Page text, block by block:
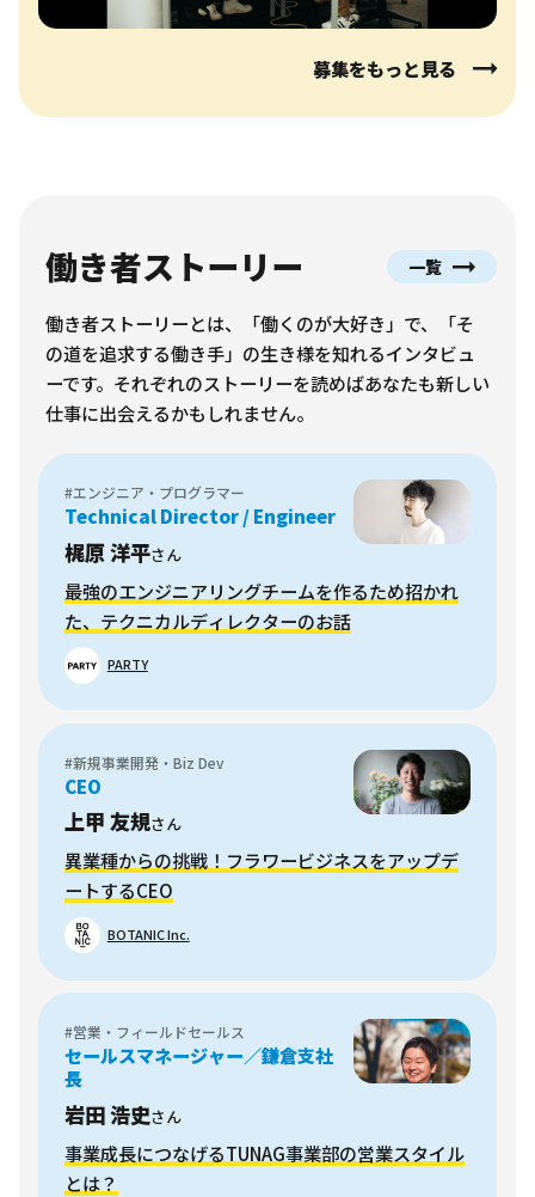
募集をもっと見る
働き者ストーリー 一覧
働き者ストーリーとは、「働くのが大好き」で、「そ
の道を追求する働き手」の生き様を知れるインタビュ
ーです。それぞれのストーリーを読めばあなたも新しい
仕事に出会えるかもしれません。
#エンジニア・プログラマー
Technical Director / Engineer
梶原 洋平さん
最強のエンジニアリングチームを作るため招かれ
た、テクニカルディレクターのお話
PARTY
#新規事業開発・Biz Dev
CEO
上甲 友規さん
異業種からの挑戦！フラワービジネスをアップデ
ートするCEO
BOTANIC Inc.
#営業・フィールドセールス
セールスマネージャー／鎌倉支社
長
岩田 浩史さん
事業成長につなげるTUNAG事業部の営業スタイル
とは？